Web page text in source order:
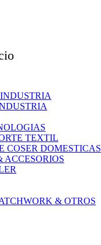
TEXTIL
COSER DOMESTICAS
ACCESORIOS
& OTROS